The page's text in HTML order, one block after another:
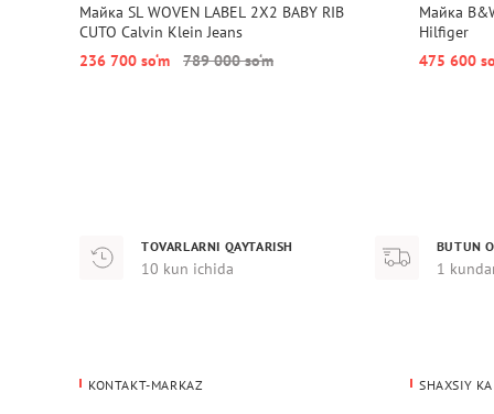
Майка SL WOVEN LABEL 2X2 BABY RIB
CUTO Calvin Klein Jeans
236 700 so‘m
789 000 so‘m
Майка
Hilfiger
475 600
TOVARLARNI QAYTARISH
10 kun ichida
BUTUN
1
KONTAKT-MARKAZ SHAXSIY